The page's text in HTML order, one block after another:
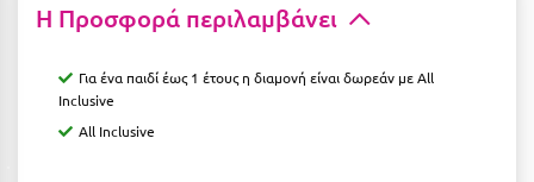
Κάσος
Κασσάνδρα
Η Προσφορά περιλαμβάνει
Για ένα παιδί έως 1 έτους η διαμονή είναι δωρεάν με All
Inclusive
All Inclusive